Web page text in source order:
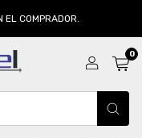
EL COMPRADOR.
0